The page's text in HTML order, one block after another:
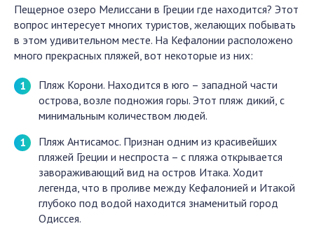
Пещерное озеро Мелиссани в Греции где находится? Этот
вопрос интересует многих туристов, желающих побывать
в этом удивительном месте. На Кефалонии расположено
много прекрасных пляжей, вот некоторые из них:
Пляж Корони. Находится в юго – западной части
острова, возле подножия горы. Этот пляж дикий, с
минимальным количеством людей.
Пляж Антисамос. Признан одним из красивейших
пляжей Греции и неспроста – с пляжа открывается
завораживающий вид на остров Итака. Ходит
легенда, что в проливе между Кефалонией и Итакой
глубоко под водой находится знаменитый город
Одиссея.